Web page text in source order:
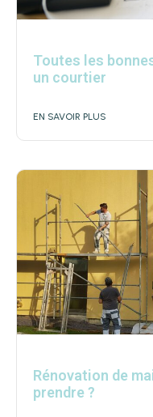
Toutes les
un courtier
EN SAVOIR PLUS
Rénovation de
prendre ?